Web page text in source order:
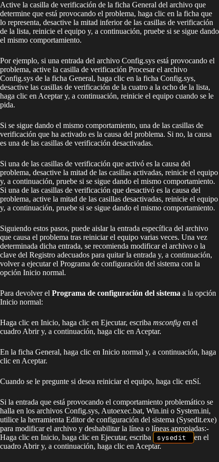
Active la casilla de verificación de la ficha General del archivo que
determine que está provocando el problema, haga clic en la ficha que
lo representa, desactive la mitad inferior de las casillas de verificación
de la lista, reinicie el equipo y, a continuación, pruebe si se sigue dando
el mismo comportamiento.
Por ejemplo, si una entrada del archivo Config.sys está provocando el
problema, active la casilla de verificación Procesar el archivo
Config.sys de la ficha General, haga clic en la ficha Config.sys,
desactive las casillas de verificación de la cuatro a la ocho de la lista,
haga clic en Aceptar y, a continuación, reinicie el equipo cuando se le
pida.
Si se sigue dando el mismo comportamiento, una de las casillas de
verificación que ha activado es la causa del problema. Si no, la causa
es una de las casillas de verificación desactivadas.
Si una de las casillas de verificación que activó es la causa del
problema, desactive la mitad de las casillas activadas, reinicie el equipo
y, a continuación, pruebe si se sigue dando el mismo comportamiento.
Si una de las casillas de verificación que desactivó es la causa del
problema, active la mitad de las casillas desactivadas, reinicie el equipo
y, a continuación, pruebe si se sigue dando el mismo comportamiento.
Siguiendo estos pasos, puede aislar la entrada específica del archivo
que causa el problema tras reiniciar el equipo varias veces. Una vez
determinada dicha entrada, se recomienda modificar el archivo o la
clave del Registro adecuados para quitar la entrada y, a continuación,
volver a ejecutar el Programa de configuración del sistema con la
opción Inicio normal.
Para devolver el Programa de configuración del sistema a la opción
Inicio normal:
Haga clic en Inicio, haga clic en Ejecutar, escriba msconfig en el
cuadro Abrir y, a continuación, haga clic en Aceptar.
En la ficha General, haga clic en Inicio normal y, a continuación, haga
clic en Aceptar.
Cuando se le pregunte si desea reiniciar el equipo, haga clic enSí.
Si la entrada que está provocando el comportamiento problemático se
halla en los archivos Config.sys, Autoexec.bat, Win.ini o System.ini,
utilice la herramienta Editor de configuración del sistema (Sysedit.exe)
para modificar el archivo y deshabilitar la línea o líneas apropiadas:-
Haga clic en Inicio, haga clic en Ejecutar, escriba
sysedit
en el
cuadro Abrir y, a continuación, haga clic en Aceptar.